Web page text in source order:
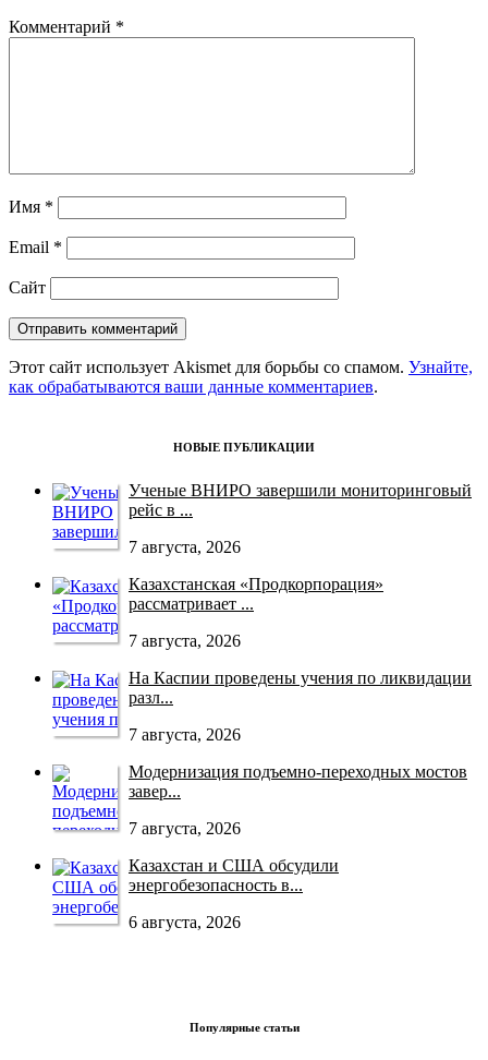
Комментарий *
Имя *
Email *
Сайт
Этот сайт использует Akismet для борьбы со спамом. Узнайте,
как обрабатываются ваши данные комментариев.
НОВЫЕ ПУБЛИКАЦИИ
Ученые ВНИРО завершили мониторинговый
рейс в ...
7 августа, 2026
Казахстанская «Продкорпорация»
рассматривает ...
7 августа, 2026
На Каспии проведены учения по ликвидации
разл...
7 августа, 2026
Модернизация подъемно-переходных мостов
завер...
7 августа, 2026
Казахстан и США обсудили
энергобезопасность в...
6 августа, 2026
Популярные статьи